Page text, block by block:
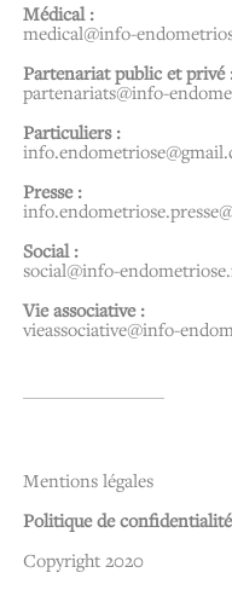
Médical :
medical@info-
Partenariat public et privé
partenariats@info-
Particuliers :
Presse :
Social :
social@info-
Vie associative :
vieassociative@info-
Mentions légales
Politique de confidentialité
Copyright 2020